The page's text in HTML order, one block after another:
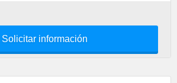
Solicitar información